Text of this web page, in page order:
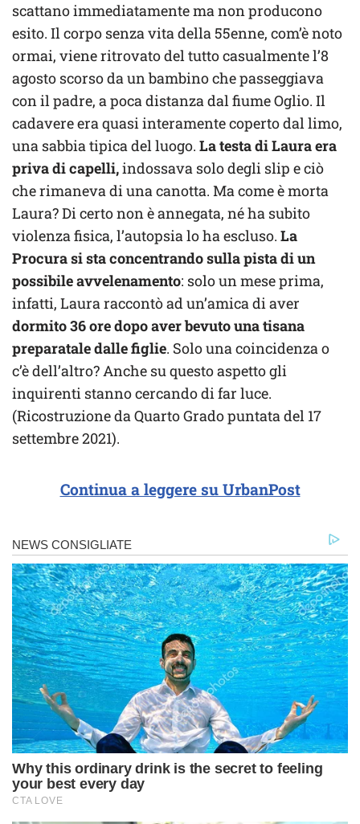
scattano immediatamente ma non producono
esito. Il corpo senza vita della 55enne, com’è noto
ormai, viene ritrovato del tutto casualmente l’8
agosto scorso da un bambino che passeggiava
con il padre, a poca distanza dal fiume Oglio. Il
cadavere era quasi interamente coperto dal limo,
una sabbia tipica del luogo. La testa di Laura era
priva di capelli,indossava solo degli slip e ciò
che rimaneva di una canotta. Ma come è morta
Laura? Di certo non è annegata, né ha subito
violenza fisica, l’autopsia lo ha escluso. La
Procura si sta concentrando sulla pista di un
possibile avvelenamento: solo un mese prima,
infatti, Laura raccontò ad un’amica di aver
dormito 36 ore dopo aver bevuto una tisana
preparatale dalle figlie. Solo una coincidenza o
c’è dell’altro? Anche su questo aspetto gli
inquirenti stanno cercando di far luce.
(Ricostruzione da Quarto Grado puntata del 17
settembre 2021).
Continua a leggere su UrbanPost